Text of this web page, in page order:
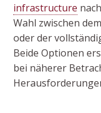
infrastructure
Wahl zwischen
oder der
Beide Optionen
bei näherer